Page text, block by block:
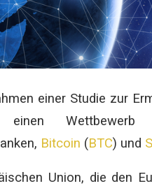
einer Studie zur
einen Wettbewerb
Bitcoin (BTC) und
Union, die den